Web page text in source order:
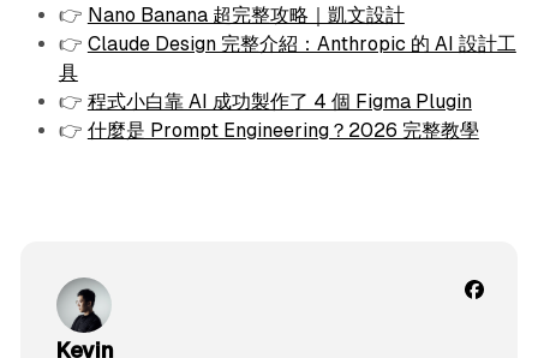
👉 Nano Banana 超完整攻略｜凱文設計
👉 Claude Design 完整介紹：Anthropic 的 AI 設計工
具
👉 程式小白靠 AI 成功製作了 4 個 Figma Plugin
👉 什麼是 Prompt Engineering？2026 完整教學
Kevin